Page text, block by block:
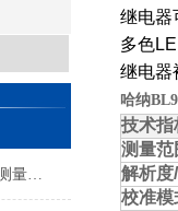
哈钠HI93729-01氟化物试剂测量原理/量程/操作方法
继电器
多色
继电器
哈纳
技术指
测量范
解析度
校准模